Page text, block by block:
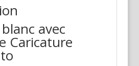
avec
Caricature